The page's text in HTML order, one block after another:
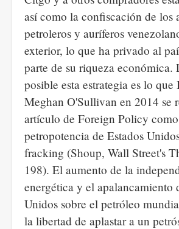
así como la confiscación de los
petroleros y auríferos
exterior, lo que ha privado al
parte de su riqueza económica.
posible esta estrategia es lo
Meghan O'Sullivan en 2014 se
artículo de Foreign Policy
petropotencia de Estados
fracking (Shoup, Wall Street's
198). El aumento de la
energética y el apalancamiento
Unidos sobre el petróleo
la libertad de aplastar a un